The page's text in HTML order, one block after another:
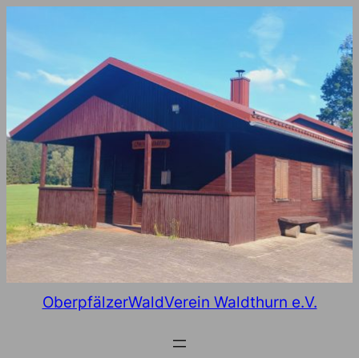
Inhalt
OberpfälzerWaldVerein Waldthurn e.V.